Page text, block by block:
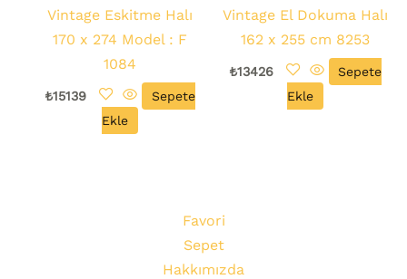
Vintage Eskitme Halı
170 x 274 Model : F
1084
₺15139
Sepete
Ekle
Vintage El Dokuma Halı
162 x 255 cm 8253
₺13426
Sepete
Ekle
Favori
Sepet
Hakkımızda